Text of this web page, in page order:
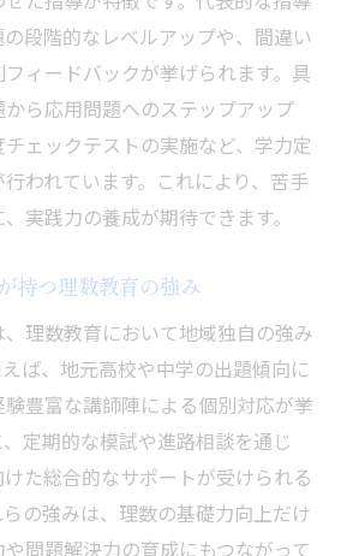
段階的なレベルアップや、間違い
ィードバックが挙げられます。具
ら応用問題へのステップアップ
ェックテストの実施など、学力定
われています。これにより、苦手
実践力の養成が期待できます。
持つ理数教育の強み
理数教育において地域独自の強み
ば、地元高校や中学の出題傾向に
豊富な講師陣による個別対応が挙
定期的な模試や進路相談を通じ
た総合的なサポートが受けられる
の強みは、理数の基礎力向上だけ
問題解決力の育成にもつながって